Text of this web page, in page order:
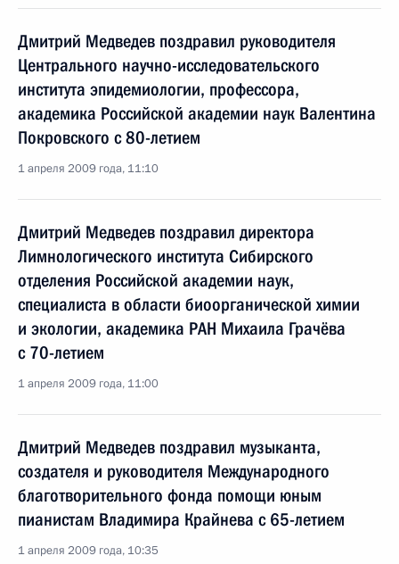
Дмитрий Медведев поздравил руководителя
Центрального научно-исследовательского
института эпидемиологии, профессора,
академика Российской академии наук Валентина
Покровского с 80-летием
1 апреля 2009 года, 11:10
Дмитрий Медведев поздравил директора
Лимнологического института Сибирского
отделения Российской академии наук,
специалиста в области биоорганической химии
и экологии, академика РАН Михаила Грачёва
с 70-летием
1 апреля 2009 года, 11:00
Дмитрий Медведев поздравил музыканта,
создателя и руководителя Международного
благотворительного фонда помощи юным
пианистам Владимира Крайнева с 65-летием
1 апреля 2009 года, 10:35